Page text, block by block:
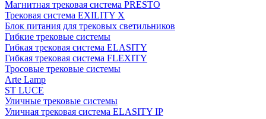
Магнитная трековая система PRESTO
Трековая система EXILITY X
Блок питания для трековых светильников
Гибкие трековые системы
Гибкая трековая система ELASITY
Гибкая трековая система FLEXITY
Тросовые трековые системы
Arte Lamp
ST LUCE
Уличные трековые системы
Уличная трековая система ELASITY IP